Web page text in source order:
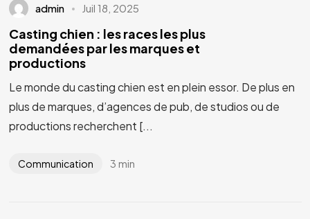
admin Juil 18, 2025
Casting chien : les races les plus
demandées par les marques et
productions
Le monde du casting chien est en plein essor. De plus en
plus de marques, d’agences de pub, de studios ou de
productions recherchent [...
Communication 3 min